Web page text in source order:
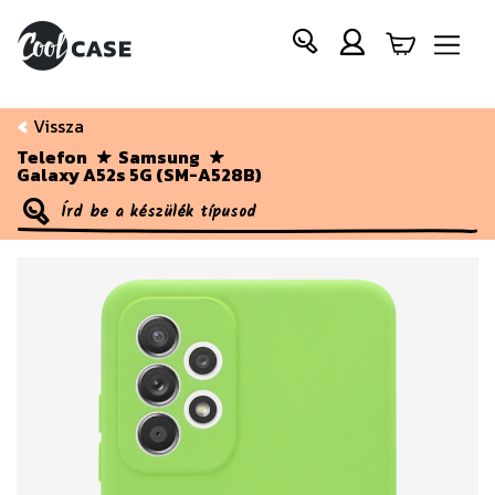
Vissza
Telefon
Samsung
Galaxy A52s 5G (SM-A528B)